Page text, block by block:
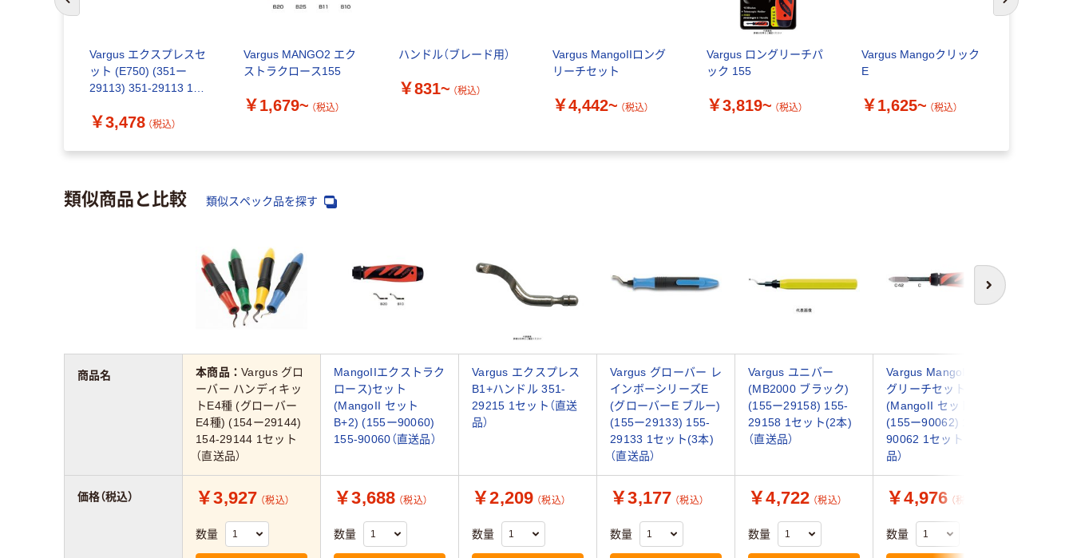
Vargus エクスプレスセ
ット (E750) (351ー
29113) 351-29113 1セ
￥3,478 （税込）
Vargus MANGO2 エク
ストラクロース155
￥1,679~ （税込）
ハンドル（ブレード用）
￥831~ （税込）
Vargus MangoIIロング
リーチセット
￥4,442~ （税込）
Vargus ロングリーチパ
ック 155
￥3,819~ （税込）
Vargus Mangoクリック
E
￥1,625~ （税込）
前のスライドへ 次のスライド
類似商品と比較 類似スペック品を探す
次へ
本商品：Vargus グロ
ーバー ハンディキッ
トE4種 (グローバー
E4種) (154ー29144)
154-29144 1セット
（直送品）
MangoIIエクストラク
ロース)セット
(MangoII セット
B+2) (155ー90060)
155-90060（直送品）
Vargus エクスプレス
B1+ハンドル 351-
29215 1セット（直送
品）
Vargus グローバー レ
インボーシリーズE
(グローバーE ブルー)
(155ー29133) 155-
29133 1セット(3本)
（直送品）
Vargus ユニバー
(MB2000 ブラック)
(155ー29158) 155-
29158 1セット(2本)
（直送品）
Vargus MangoIIロン
グリーチセット
(MangoII セット C)
(155ー90062) 155-
90062 1セット（直送
品）
￥3,927 （税込）
数量
￥3,688 （税込）
数量
￥2,209 （税込）
数量
￥3,177 （税込）
数量
￥4,722 （税込）
数量
￥4,976 （税込）
数量
商品名
価格（税込）